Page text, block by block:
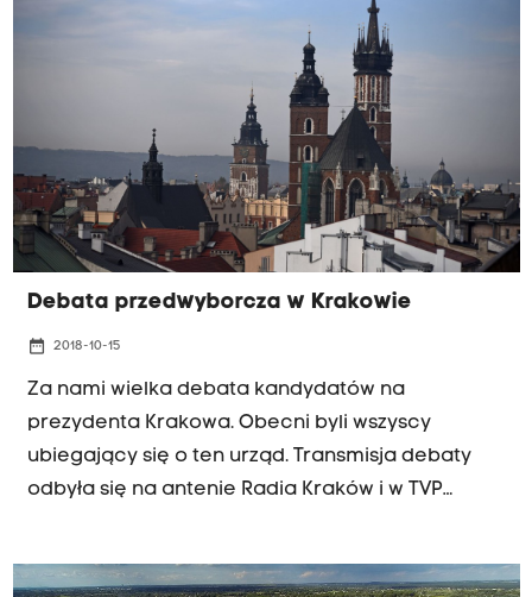
Debata przedwyborcza w Krakowie
date_range 2018-10-15
Za nami wielka debata kandydatów na
prezydenta Krakowa. Obecni byli wszyscy
ubiegający się o ten urząd. Transmisja debaty
odbyła się na antenie Radia Kraków i w TVP